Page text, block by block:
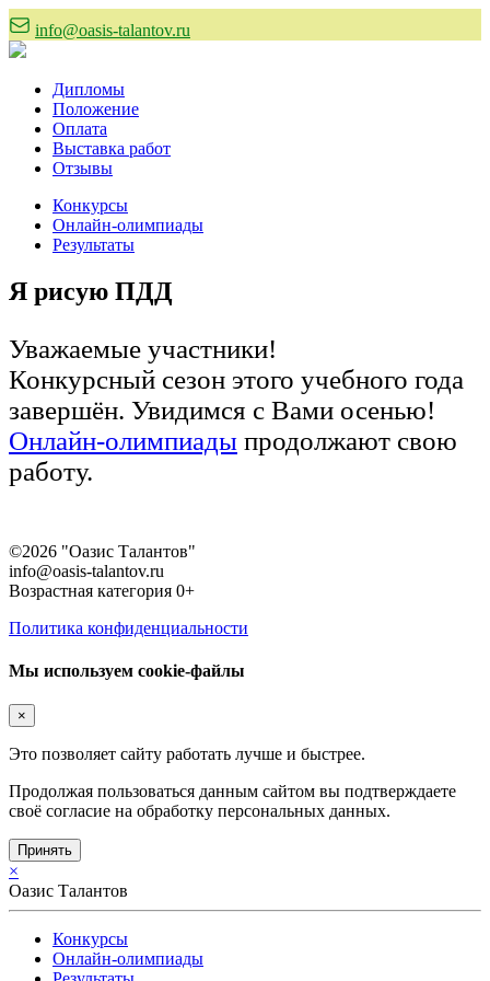
info@oasis-talantov.ru
Дипломы
Положение
Оплата
Выставка работ
Отзывы
Конкурсы
Онлайн-олимпиады
Результаты
Я рисую ПДД
Уважаемые участники!
Конкурсный сезон этого учебного года
завершён. Увидимся с Вами осенью!
Онлайн-олимпиады продолжают свою
работу.
©2026 "Оазис Талантов"
info@oasis-talantov.ru
Возрастная категория 0+
Политика конфиденциальности
Мы используем cookie-файлы
×
Это позволяет сайту работать лучше и быстрее.
Продолжая пользоваться данным сайтом вы подтверждаете
своё согласие на обработку персональных данных.
Принять
×
Оазис Талантов
Конкурсы
Онлайн-олимпиады